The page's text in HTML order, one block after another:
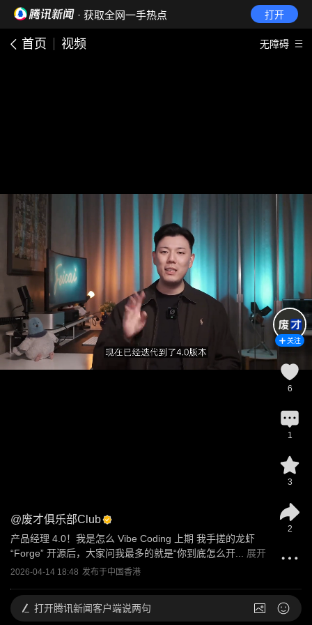
· 获取全网一手热点 打开
首页 视频 无障碍
@废才俱乐部Club
产品经理 4.0！我是怎么 Vibe Coding 上期 我手搓的龙虾
“Forge” 开源后，大家问我最多的就是“你到底怎么开...
展开
2026-04-14 18:48 发布于中国香港
关注
6
1
3
2
打开腾讯新闻客户端说两句